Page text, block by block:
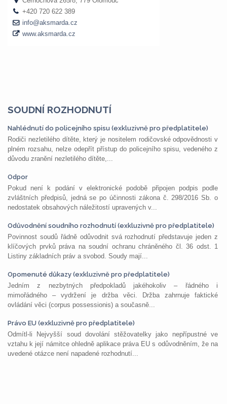
SOUDNÍ ROZHODNUTÍ
Nahlédnutí do policejního spisu (exkluzivně pro předplatitele)
Rodiči nezletilého dítěte, který je nositelem rodičovské odpovědnosti v
plném rozsahu, nelze odepřít přístup do policejního spisu, vedeného z
důvodu zranění nezletilého dítěte,...
Odpor
Pokud není k podání v elektronické podobě připojen podpis podle
zvláštních předpisů, jedná se po účinnosti zákona č. 298/2016 Sb. o
nedostatek obsahových náležitostí upravených v...
Odůvodnění soudního rozhodnutí (exkluzivně pro předplatitele)
Povinnost soudů řádně odůvodnit svá rozhodnutí představuje jeden z
klíčových prvků práva na soudní ochranu chráněného čl. 36 odst. 1
Listiny základních práv a svobod. Soudy mají...
Opomenuté důkazy (exkluzivně pro předplatitele)
Jedním z nezbytných předpokladů jakéhokoliv – řádného i
mimořádného – vydržení je držba věci. Držba zahrnuje faktické
ovládání věci (corpus possessionis) a současně...
Právo EU (exkluzivně pro předplatitele)
Odmítl-li Nejvyšší soud dovolání stěžovatelky jako nepřípustné ve
vztahu k její námitce ohledně aplikace práva EU s odůvodněním, že na
uvedené otázce není napadené rozhodnutí...